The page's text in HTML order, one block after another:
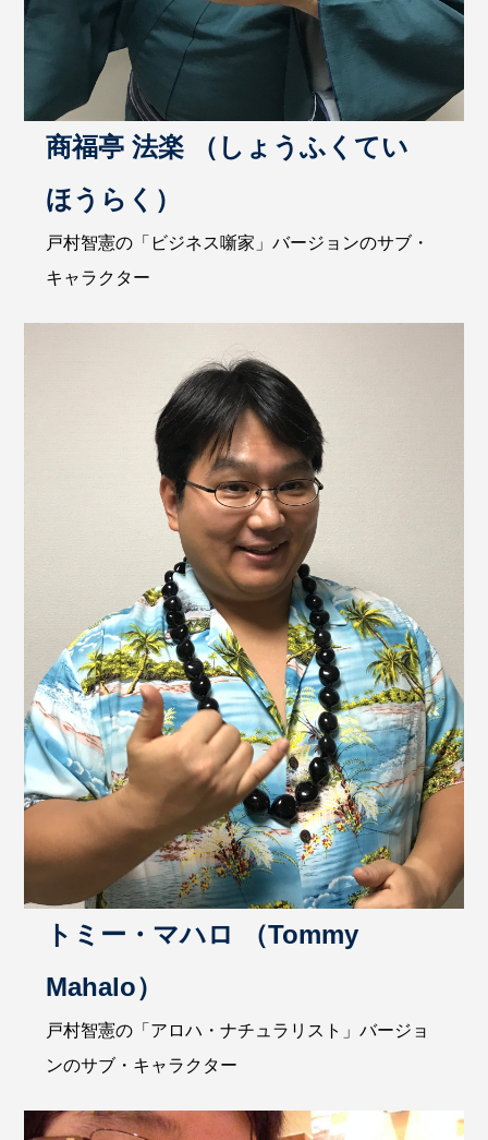
商福亭 法楽 （しょうふくてい
ほうらく）
戸村智憲の「ビジネス噺家」バージョンのサブ・
キャラクター
トミー・マハロ （Tommy
Mahalo）
戸村智憲の「アロハ・ナチュラリスト」バージョ
ンのサブ・キャラクター